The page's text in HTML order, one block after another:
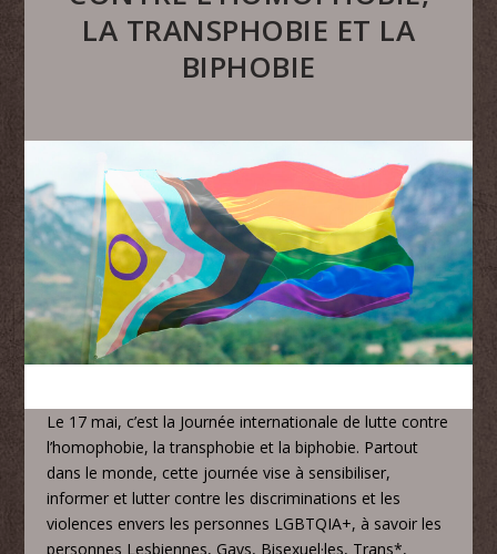
LA TRANSPHOBIE ET LA
BIPHOBIE
Le 17 mai, c’est la Journée internationale de lutte contre
l’homophobie, la transphobie et la biphobie. Partout
dans le monde, cette journée vise à sensibiliser,
informer et lutter contre les discriminations et les
violences envers les personnes LGBTQIA+, à savoir les
personnes Lesbiennes, Gays, Bisexuel·les, Trans*,